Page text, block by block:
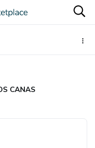
CANAS